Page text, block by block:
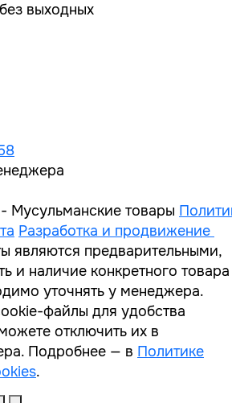
выходных
Мусульманские товары
Разработка и продвижение
являются предварительными,
и наличие конкретного товара
уточнять у менеджера.
файлы для удобства
отключить их в
Подробнее — в Политике
.